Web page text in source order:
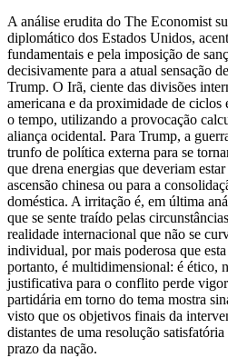
A análise erudita do The Economist
diplomático dos Estados Unidos,
fundamentais e pela imposição de
decisivamente para a atual sensação
Trump. O Irã, ciente das divisões
americana e da proximidade de
o tempo, utilizando a provocação
aliança ocidental. Para Trump, a
trunfo de política externa para se
que drena energias que deveriam
ascensão chinesa ou para a
doméstica. A irritação é, em última
que se sente traído pelas
realidade internacional que não se
individual, por mais poderosa que
portanto, é multidimensional: é ético,
justificativa para o conflito perde
partidária em torno do tema mostra
visto que os objetivos finais da
distantes de uma resolução
prazo da nação.